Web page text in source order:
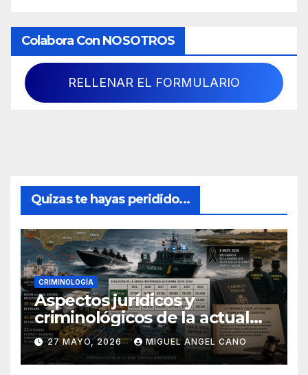
Colabora Con NOSOTROS
RELLENAR EL FORMULARIO
Quizas te hayas peridido...
CRIMINOLOGÍA
Aspectos jurídicos y
criminológicos de la actual
lucha contra el narcotráfico
en el sur de España
27 MAYO, 2026 MIGUEL ANGEL CANO